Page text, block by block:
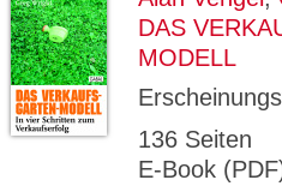
DAS
MODELL
136 Seiten
E-Book